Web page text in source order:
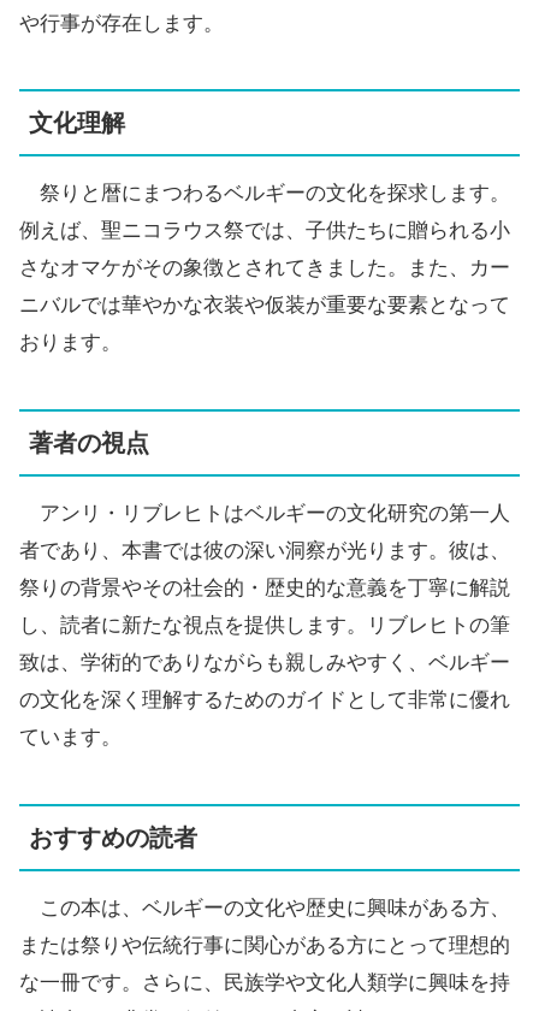
や行事が存在します。
文化理解
祭りと暦にまつわるベルギーの文化を探求します。
例えば、聖ニコラウス祭では、子供たちに贈られる小
さなオマケがその象徴とされてきました。また、カー
ニバルでは華やかな衣装や仮装が重要な要素となって
おります。
著者の視点
アンリ・リブレヒトはベルギーの文化研究の第一人
者であり、本書では彼の深い洞察が光ります。彼は、
祭りの背景やその社会的・歴史的な意義を丁寧に解説
し、読者に新たな視点を提供します。リブレヒトの筆
致は、学術的でありながらも親しみやすく、ベルギー
の文化を深く理解するためのガイドとして非常に優れ
ています。
おすすめの読者
この本は、ベルギーの文化や歴史に興味がある方、
または祭りや伝統行事に関心がある方にとって理想的
な一冊です。さらに、民族学や文化人類学に興味を持